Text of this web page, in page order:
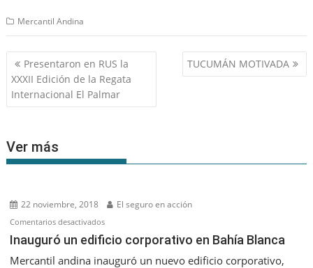
Mercantil Andina
Navegación
de
entradas
Presentaron en RUS la
XXXII Edición de la Regata
Internacional El Palmar
TUCUMÁN MOTIVADA
Ver más
22 noviembre, 2018 El seguro en acción
Comentarios desactivadosen
Inauguró
Inauguró un edificio corporativo en Bahía Blanca
Mercantil andina inauguró un nuevo edificio corporativo,